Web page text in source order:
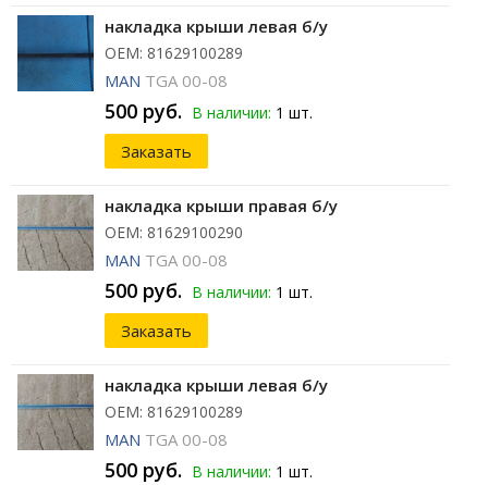
накладка крыши левая б/у
ОЕМ: 81629100289
MAN TGA 00-08
500 руб. В наличии: 1 шт.
Заказать
накладка крыши правая б/у
ОЕМ: 81629100290
MAN TGA 00-08
500 руб. В наличии: 1 шт.
Заказать
накладка крыши левая б/у
ОЕМ: 81629100289
MAN TGA 00-08
500 руб. В наличии: 1 шт.